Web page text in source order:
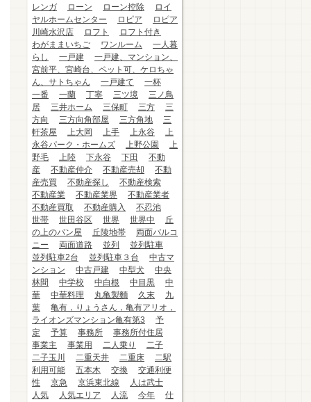
レンガ
ローン ローン控除
ロイ
ヤルホームセンター
ロピア
ロピア
川崎水沢店
ロフト
ロフト付き
わがままいちご
ワンルーム
一人暮
らし
一戸建
一戸建、マンション、
宮前平、宮崎台、ペット可、ケロちゃ
ん、サトちゃん
一戸建て
一杯
一番
一蘭 丁寧 三ツ境
三ノ鳥
居
三井ホーム 三保町 三方
三
方向
三方向角部屋 三方角地
三
軒茶屋
上大岡 上手 上永谷
上
永谷パーク・ホームズ
上野公園
上
野毛
上陸 下永谷 下田
不動
産
不動産仲介 不動産売却
不動
産売買
不動産探し
不動産検索
不動産業
不動産業界
不動産業者
不動産買取
不動産購入
不忍池
世帯
世田谷区 世界 世界中
丘
の上のパン屋
丘陵地帯
両面バルコ
ニー
両面道路 並列
並列駐車
並列駐車2台
並列駐車３台
中古マ
ンション
中古戸建 中型犬
中央
林間
中学校 中白根 中目黒
中
華
中華料理 丸亀製麵 久末
九
葉
亀有，りょうさん，亀有アリオ，
ライオンズマンション亀有第3
予
定
予算 事務所
事務所付住居
事業主
事業用 二人乗り
二子
二子玉川
二重天井 二重床
二駅
利用可能
五本木 交換
交通利便
性
京急 京浜東北線
人は武士
人気
人気エリア 人流 今年
仕